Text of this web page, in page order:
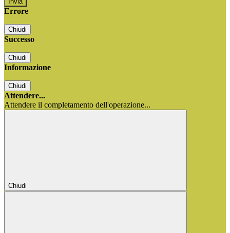
Errore
Chiudi
Successo
Chiudi
Informazione
Chiudi
Attendere...
Attendere il completamento dell'operazione...
Chiudi